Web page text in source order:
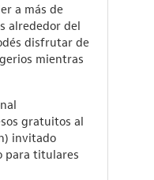
a más de
alrededor del
disfrutar de
mientras
gratuitos al
invitado
para titulares